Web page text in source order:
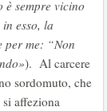
è sempre vicino
esso, la
me: “Non
). Al carcere
sordomuto, che
affeziona